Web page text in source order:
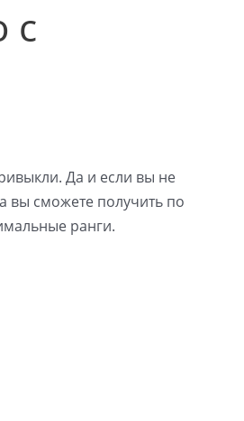
с
Да и если вы не
вы сможете получить по
ранги.